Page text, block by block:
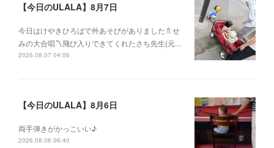
【今日のULALA】8月7日
今日はけやきひろばで外あそびがありました🚿せ
みの大合唱〽飛び入りできてくれたさち先生(元…
2026.08.07 04:06
【今日のULALA】8月6日
両手弾きがかっこいい♪
2026.08.06 06:40